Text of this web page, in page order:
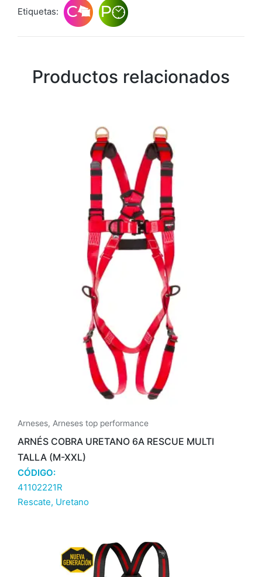
Etiquetas:
Productos relacionados
Arneses, Arneses top performance
ARNÉS COBRA URETANO 6A RESCUE MULTI
TALLA (M-XXL)
CÓDIGO:
41102221R
Rescate, Uretano